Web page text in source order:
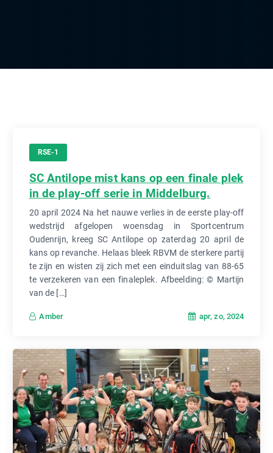
RSE-1
SC Antilope mist kans op een finale plek
in de play-off serie in Middelburg.
20 april 2024 Na het nauwe verlies in de eerste play-off
wedstrijd afgelopen woensdag in Sportcentrum
Oudenrijn, kreeg SC Antilope op zaterdag 20 april de
kans op revanche. Helaas bleek RBVM de sterkere partij
te zijn en wisten zij zich met een einduitslag van 88-65
te verzekeren van een finaleplek. Afbeelding: © Martijn
van de […]
Amber apr, zo, 2024